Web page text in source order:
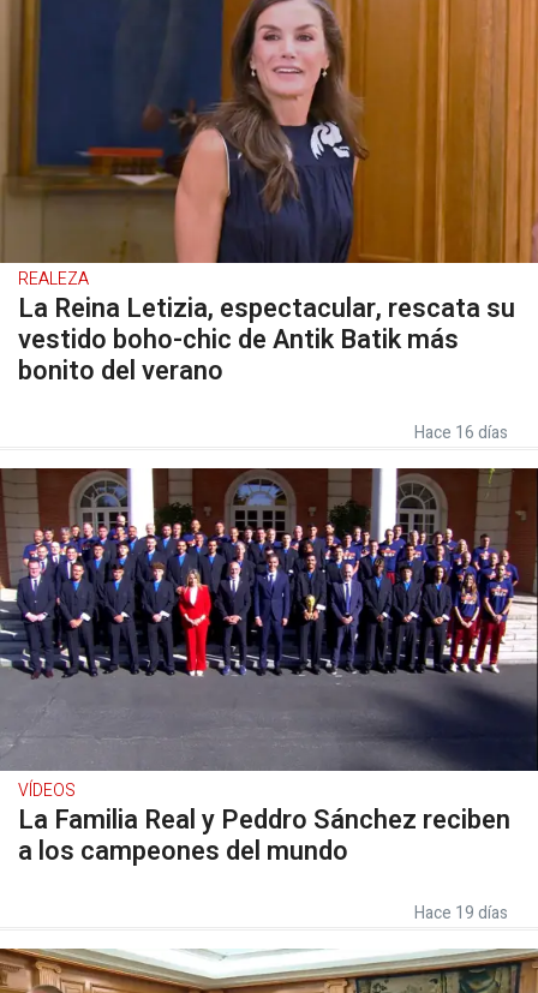
REALEZA
La Reina Letizia, espectacular, rescata su
vestido boho-chic de Antik Batik más
bonito del verano
Hace 16 días
VÍDEOS
La Familia Real y Peddro Sánchez reciben
a los campeones del mundo
Hace 19 días